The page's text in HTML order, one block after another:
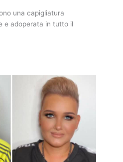
una capigliatura
e adoperata in tutto il